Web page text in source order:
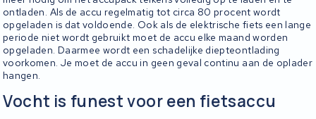
ontladen. Als de accu regelmatig tot circa 80 procent wordt
opgeladen is dat voldoende. Ook als de elektrische fiets een lange
periode niet wordt gebruikt moet de accu elke maand worden
opgeladen. Daarmee wordt een schadelijke diepteontlading
voorkomen. Je moet de accu in geen geval continu aan de oplader
hangen.
Vocht is funest voor een fietsaccu